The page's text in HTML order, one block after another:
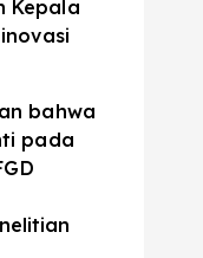
Kepala
bahwa
pada